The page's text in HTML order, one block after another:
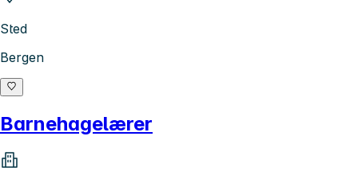
Sted
Bergen
Barnehagelærer